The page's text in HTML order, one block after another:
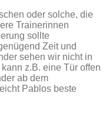
oder solche, die
Trainerinnen
sollte
Zeit und
sehen wir nicht in
z.B. eine Tür offen
ab dem
Pablos beste